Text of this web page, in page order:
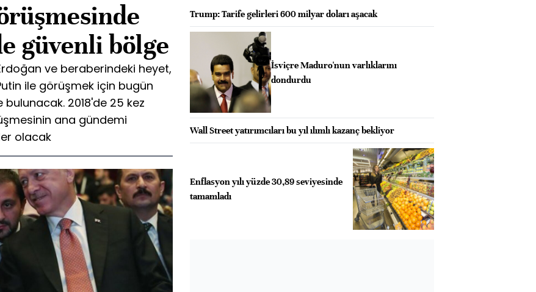
güvenli bölge
ve beraberindeki heyet,
ile görüşmek için bugün
2018'de 25 kez
ana gündemi
olacak
Trump: Tarife gelirleri 600 milyar doları aşacak
İsviçre Maduro'nun varlıklarını
dondurdu
Wall Street yatırımcıları bu yıl ılımlı kazanç bekliyor
Enflasyon yılı yüzde 30,89 seviyesinde
tamamladı